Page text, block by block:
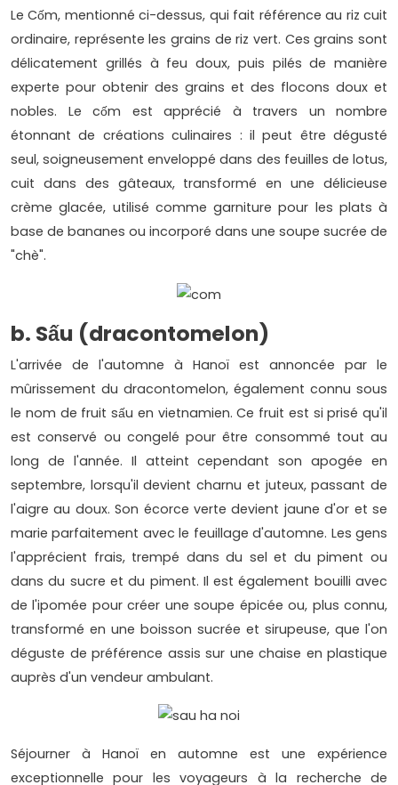
Le Cốm, mentionné ci-dessus, qui fait référence au riz cuit
ordinaire, représente les grains de riz vert. Ces grains sont
délicatement grillés à feu doux, puis pilés de manière
experte pour obtenir des grains et des flocons doux et
nobles. Le cốm est apprécié à travers un nombre
étonnant de créations culinaires : il peut être dégusté
seul, soigneusement enveloppé dans des feuilles de lotus,
cuit dans des gâteaux, transformé en une délicieuse
crème glacée, utilisé comme garniture pour les plats à
base de bananes ou incorporé dans une soupe sucrée de
"chè".
b. Sấu (dracontomelon)
L'arrivée de l'automne à Hanoï est annoncée par le
mûrissement du dracontomelon, également connu sous
le nom de fruit sấu en vietnamien. Ce fruit est si prisé qu'il
est conservé ou congelé pour être consommé tout au
long de l'année. Il atteint cependant son apogée en
septembre, lorsqu'il devient charnu et juteux, passant de
l'aigre au doux. Son écorce verte devient jaune d'or et se
marie parfaitement avec le feuillage d'automne. Les gens
l'apprécient frais, trempé dans du sel et du piment ou
dans du sucre et du piment. Il est également bouilli avec
de l'ipomée pour créer une soupe épicée ou, plus connu,
transformé en une boisson sucrée et sirupeuse, que l'on
déguste de préférence assis sur une chaise en plastique
auprès d'un vendeur ambulant.
Séjourner à Hanoï en automne est une expérience
exceptionnelle pour les voyageurs à la recherche de